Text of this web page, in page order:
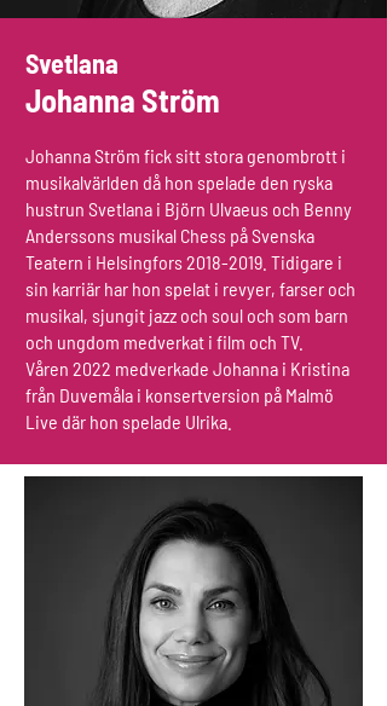
Svetlana
Johanna Ström
Johanna Ström fick sitt stora genombrott i
musikalvärlden då hon spelade den ryska
hustrun Svetlana i Björn Ulvaeus och Benny
Anderssons musikal Chess på Svenska
Teatern i Helsingfors2018-2019 . Tidigare i
sin karriär har hon spelat i revyer, farser och
musikal, sjungit jazz och soul och som barn
och ungdom medverkat i film och TV.
Våren 2022 medverkade Johanna i Kristina
från Duvemåla i konsertversion på Malmö
Live där hon spelade Ulrika.